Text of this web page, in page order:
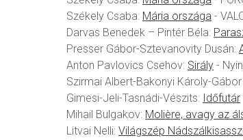
Székely Csaba: Mária országa -
Darvas Benedek – Pintér Béla:
Presser Gábor-Sztevanovity Dusán:
Anton Pavlovics Csehov: Sirály -
Szirmai Albert-Bakonyi Károly-
Gimesi-Jeli-Tasnádi-Vészits: Időfutár
Mihail Bulgakov: Molière, avagy az
Litvai Nelli: Világszép